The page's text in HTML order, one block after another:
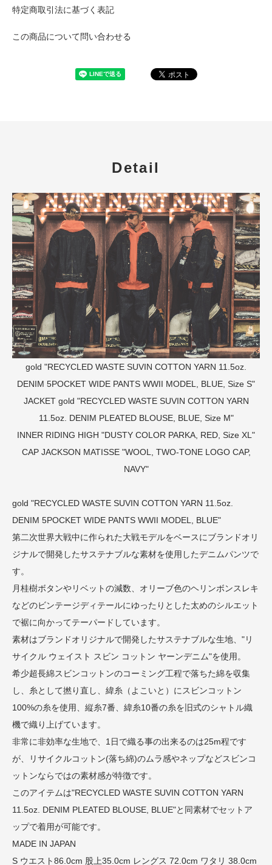
特定商取引法に基づく表記
この商品について問い合わせる
Detail
gold "RECYCLED WASTE SUVIN COTTON YARN 11.5oz.
DENIM 5POCKET WIDE PANTS WWII MODEL, BLUE, Size S"
JACKET gold "RECYCLED WASTE SUVIN COTTON YARN
11.5oz. DENIM PLEATED BLOUSE, BLUE, Size M"
INNER RIDING HIGH "DUSTY COLOR PARKA, RED, Size XL"
CAP JACKSON MATISSE "WOOL, TWO-TONE LOGO CAP,
NAVY"
gold "RECYCLED WASTE SUVIN COTTON YARN 11.5oz.
DENIM 5POCKET WIDE PANTS WWII MODEL, BLUE"
第二次世界大戦中に作られた大戦モデルをベースにブランドオリ
ジナルで開発したサステナブルな素材を使用したデニムパンツで
す。
月桂樹ボタンやリベットの減数、オリーブ色のヘリンボンスレキ
などのビンテージディテールにゆったりとした太めのシルエット
で裾に向かってテーパードしています。
素材はブランドオリジナルで開発したサステナブルな生地、"リ
サイクル ウェイスト スビン コットン ヤーンデニム"を使用。
希少超長綿スビンコットンのコーミング工程で落ちた綿を収集
し、糸として撚り直し、緯糸（よこいと）にスビンコットン
100%の糸を使用、縦糸7番、緯糸10番の糸を旧式のシャトル織
機で織り上げています。
非常に非効率な生地で、1日で織る事の出来るのは25m程です
が、リサイクルコットン(落ち綿)のムラ感やネップなどスビンコ
ットンならではの素材感が特徴です。
このアイテムは"RECYCLED WASTE SUVIN COTTON YARN
11.5oz. DENIM PLEATED BLOUSE, BLUE"と同素材でセットア
ップで着用が可能です。
MADE IN JAPAN
S ウエスト86.0cm 股上35.0cm レングス 72.0cm ワタリ 38.0cm